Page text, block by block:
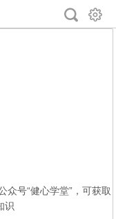
众号“健心学堂”，可获取
识